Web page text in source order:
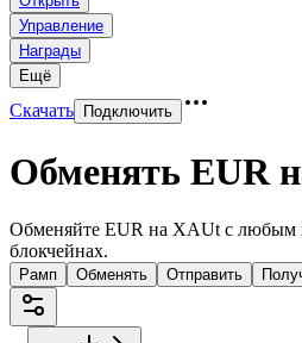
Управление
Награды
Ещё
Скачать Подключить
Обменять EUR
Обменяйте EUR на XAUt с любым
блокчейнах.
Рамп Обменять Отправить